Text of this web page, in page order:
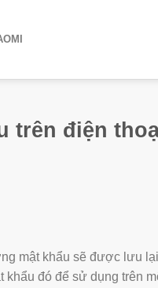
trên điện
mật khẩu sẽ được lưu
khẩu đó để sử dụng trên